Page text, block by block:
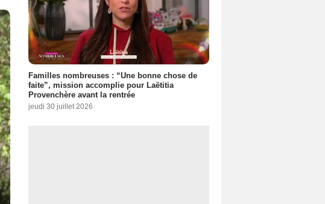
Familles nombreuses : “Une bonne chose de
faite”, mission accomplie pour Laëtitia
Provenchère avant la rentrée
jeudi 30 juillet 2026